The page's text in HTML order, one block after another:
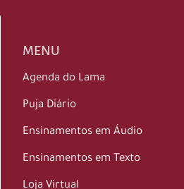
MENU
Agenda do Lama
Puja Diário
Ensinamentos em Áudio
Ensinamentos em Texto
Loja Virtual